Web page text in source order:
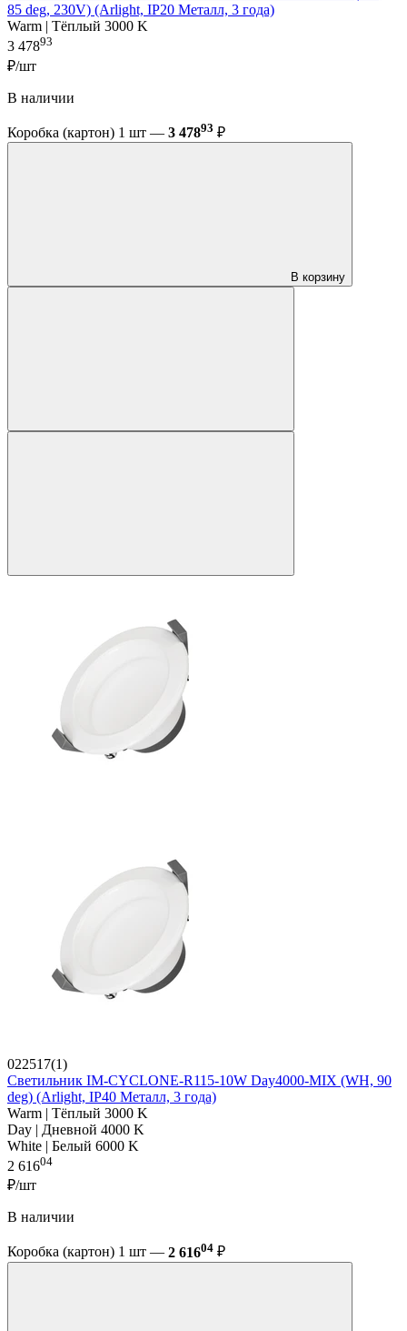
85 deg, 230V) (Arlight, IP20 Металл, 3 года)
Warm | Тёплый 3000 K
3 47893
₽/шт
В наличии
Коробка (картон) 1 шт — 3 47893 ₽
В корзину
022517(1)
Светильник IM-CYCLONE-R115-10W Day4000-MIX (WH, 90
deg) (Arlight, IP40 Металл, 3 года)
Warm | Тёплый 3000 K
Day | Дневной 4000 K
White | Белый 6000 K
2 61604
₽/шт
В наличии
Коробка (картон) 1 шт — 2 61604 ₽